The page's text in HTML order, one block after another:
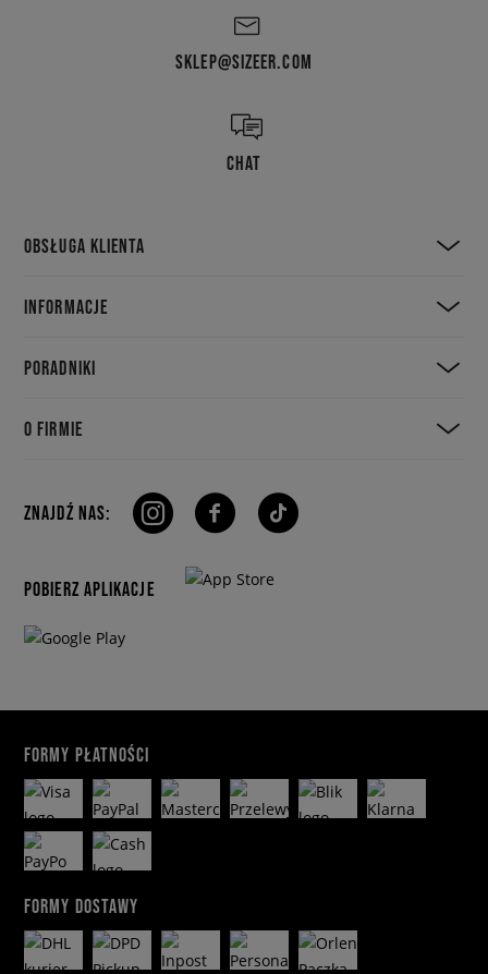
SKLEP@SIZEER.COM
CHAT
OBSŁUGA KLIENTA
INFORMACJE
PORADNIKI
O FIRMIE
ZNAJDŹ NAS:
POBIERZ APLIKACJE
FORMY PŁATNOŚCI
FORMY DOSTAWY